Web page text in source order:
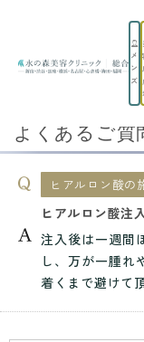
メ
ン
ズ
TOP よくあるご質問
ヒアルロン酸注入後にエステ
よくあるご質
ヒアルロン酸の
ヒアルロン酸注
注入後は一週間
し、万が一腫れ
着くまで避けて